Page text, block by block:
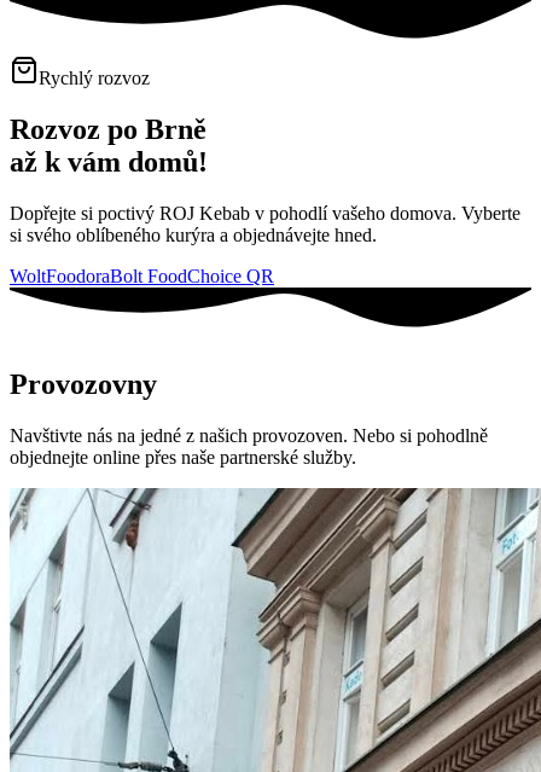
Rychlý rozvoz
Rozvoz po Brně
až k vám domů!
Dopřejte si poctivý ROJ Kebab v pohodlí vašeho domova. Vyberte
si svého oblíbeného kurýra a objednávejte hned.
WoltFoodoraBolt FoodChoice QR
Provozovny
Navštivte nás na jedné z našich provozoven. Nebo si pohodlně
objednejte online přes naše partnerské služby.